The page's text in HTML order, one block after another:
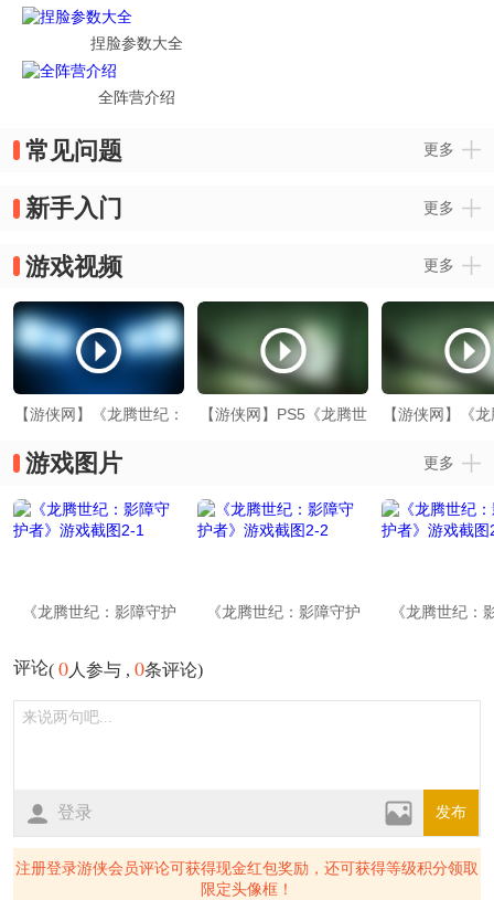
捏脸参数大全
全阵营介绍
常见问题 更多
新手入门 更多
游戏视频 更多
【游侠网】《龙腾世纪：
【游侠网】PS5《龙腾世
【游侠网】《
游戏图片 更多
《龙腾世纪：影障守护
《龙腾世纪：影障守护
《龙腾世纪：
评论( 0人参与 , 0条评论)
登录 发布
注册登录游侠会员评论可获得现金红包奖励，还可获得等级积分领取
限定头像框！